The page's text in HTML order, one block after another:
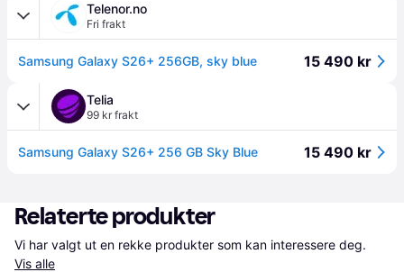
Telenor.no
Fri frakt
Samsung Galaxy S26+ 256GB, sky blue 15 490 kr
Telia
99 kr frakt
Samsung Galaxy S26+ 256 GB Sky Blue 15 490 kr
Relaterte produkter
Vis alle